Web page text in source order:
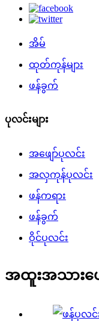
အိမ်
ထုတ်ကုန်များ
ဖန်ခွက်
ပုလင်းများ
အဖျော်ပုလင်း
အလှကုန်ပုလင်း
ဖန်ကရား
ဖန်ခွက်
ဝိုင်ပုလင်း
အထူးအသားပ